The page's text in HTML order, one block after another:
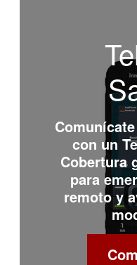
con un
Cobertura
para
remoto y